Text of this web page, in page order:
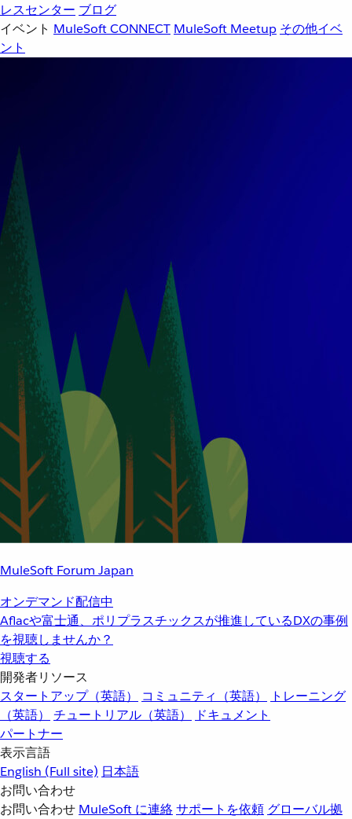
レスセンター ブログ
イベント MuleSoft CONNECT MuleSoft Meetup その他イベ
ント
MuleSoft Forum Japan
オンデマンド配信中
Aflacや富士通、ポリプラスチックスが推進しているDXの事例
を視聴しませんか？
視聴する
開発者リソース
スタートアップ（英語）
コミュニティ（英語）
トレーニング
（英語）
チュートリアル（英語）
ドキュメント
パートナー
表示言語
English (Full site) 日本語
お問い合わせ
お問い合わせ MuleSoft に連絡サポートを依頼 グローバル拠